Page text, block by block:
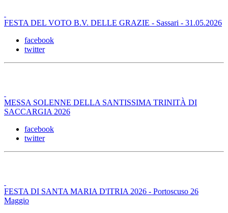
FESTA DEL VOTO B.V. DELLE GRAZIE - Sassari - 31.05.2026
facebook
twitter
MESSA SOLENNE DELLA SANTISSIMA TRINITÀ DI
SACCARGIA 2026
facebook
twitter
FESTA DI SANTA MARIA D'ITRIA 2026 - Portoscuso 26
Maggio